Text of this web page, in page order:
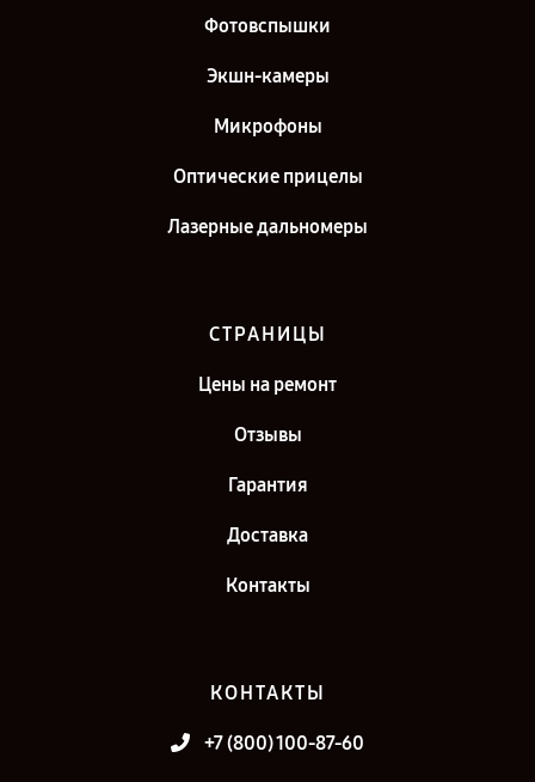
(JAA820DA) в г. Санкт-Петербург
Фотовспышки
Экшн-камеры
Микрофоны
Оптические прицелы
Лазерные дальномеры
СТРАНИЦЫ
Цены на ремонт
Отзывы
Гарантия
Доставка
Контакты
КОНТАКТЫ
+7 (800) 100-87-60